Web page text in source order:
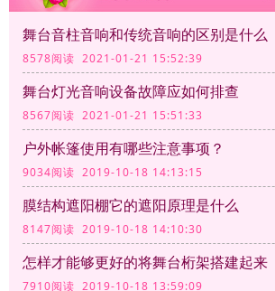
舞台音柱音响和传统音响的区别是什么
8578阅读 2021-01-21 15:52:39
舞台灯光音响设备故障应如何排查
8567阅读 2021-01-21 15:51:33
户外帐篷使用有哪些注意事项？
9034阅读 2019-10-18 14:13:15
膜结构遮阳棚它的遮阳原理是什么
8147阅读 2019-10-18 14:10:30
怎样才能够更好的将舞台桁架搭建起来
7910阅读 2019-10-18 13:59:09